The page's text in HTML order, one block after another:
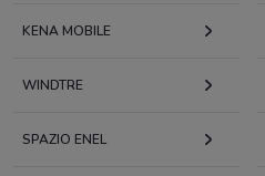
KENA MOBILE
WINDTRE
SPAZIO ENEL